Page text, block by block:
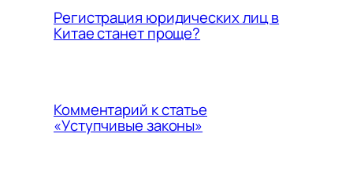
Регистрация юридических лиц в
Китае станет проще?
Комментарий к статье
«Уступчивые законы»